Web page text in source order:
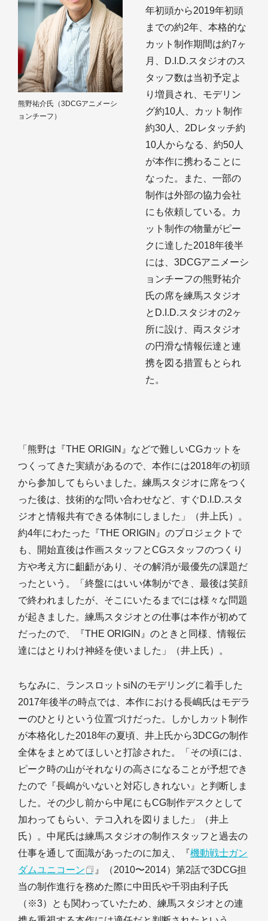
熊野祐介氏（3DCGアニメーシ
ョンチーフ）
年初頭から2019年初頭
までの約2年、本格的な
カット制作期間は約7ヶ
月、D.I.D.スタジオのス
タッフ数は当初予定よ
り増員され、モデリン
グ約10人、カット制作
約30人、2Dレタッチ約
10人からなる、約50人
が本作に携わることに
なった。また、一部の
制作は外部の協力会社
にも依頼している。カ
ット制作の物量がピー
クに達した2018年後半
には、3DCGアニメーシ
ョンチーフの熊野祐介
氏の席を練馬スタジオ
とD.I.D.スタジオの2ヶ
所に設け、両スタジオ
の円滑な情報伝達と連
携を図る措置もとられ
た。
「熊野は『THE ORIGIN』などで難しいCGカットを
つくってきた実績があるので、本作には2018年の初頭
から参加してもらいました。練馬スタジオに席をつく
った後は、技術的な問い合わせなど、すぐD.I.D.スタ
ジオと情報共有できる体制にしました」（井上氏）。
約4年にわたった『THE ORIGIN』のプロジェクトで
も、開始直後は作画スタッフとCGスタッフのつくり
方や考え方に齟齬があり、その解消が最優先の課題だ
ったという。「終盤にはいい体制ができ、最後は笑顔
で終われましたが、そこにいたるまでには様々な問題
が起きました。練馬スタジオとの仕事は本作が初めて
だったので、『THE ORIGIN』のときと同様、情報伝
達にはとりわけ神経を使いました」（井上氏）。
ちなみに、ランスロットsiNのモデリングに着手した
2017年後半の時点では、本作における長嶋氏はモデラ
ーのひとりという位置づけだった。しかしカット制作
が本格化した2018年の夏頃、井上氏から3DCGの制作
全体をまとめてほしいと打診された。「その頃には、
ピーク時の山がそれなりの高さになることが予想でき
たので『長嶋がいないと対応しきれない』と判断しま
した。その少し前から中尾にもCG制作デスクとして
加わってもらい、テコ入れを図りました」（井上
氏）。中尾氏は練馬スタジオの制作スタッフと過去の
仕事を通して面識があったのに加え、『機動戦士ガン
ダムユニコーン
』（2010〜2014）第2話で3DCG担
当の制作進行を務めた際に中田氏や千羽由利子氏
（※3）とも関わっていたため、練馬スタジオとの連